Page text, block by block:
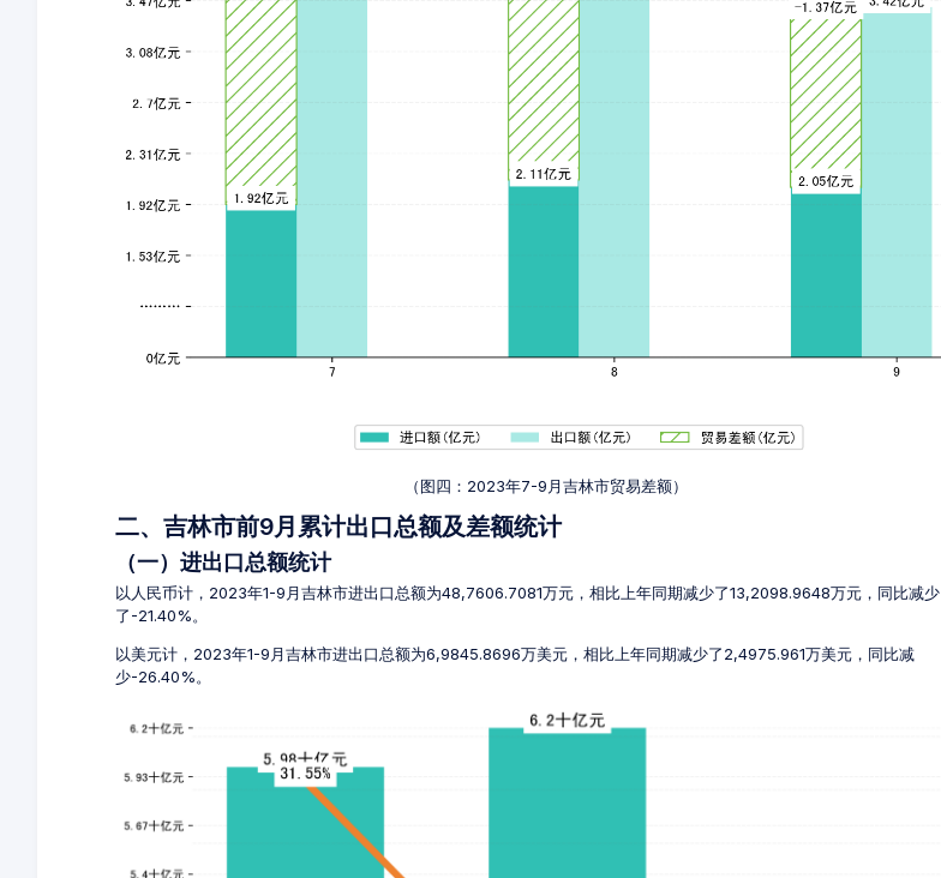
（图四：2023年7-9月吉林市贸易差额）
二、吉林市前9月累计出口总额及差额统计
（一）进出口总额统计
以人民币计，2023年1-9月吉林市进出口总额为48,7606.7081万元，相比上年同期减少了13,2098.9648万元，同比减少
了-21.40%。
以美元计，2023年1-9月吉林市进出口总额为6,9845.8696万美元，相比上年同期减少了2,4975.961万美元，同比减
少-26.40%。